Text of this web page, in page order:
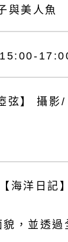
與美人魚
15:00-
弦】 攝影/
海洋日記
，並透